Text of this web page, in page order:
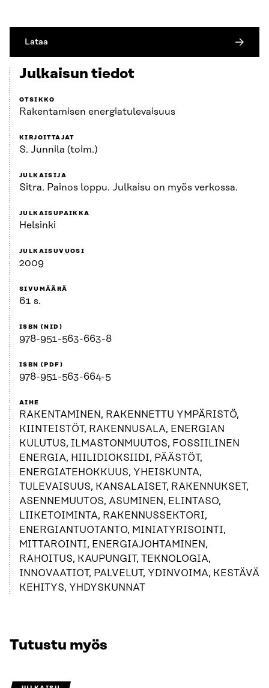
Lataa
Julkaisun tiedot
OTSIKKO
Rakentamisen energiatulevaisuus
KIRJOITTAJAT
S. Junnila (toim.)
JULKAISIJA
Sitra. Painos loppu. Julkaisu on myös verkossa.
JULKAISUPAIKKA
Helsinki
JULKAISUVUOSI
2009
SIVUMÄÄRÄ
61 s.
ISBN (NID)
978-951-563-663-8
ISBN (PDF)
978-951-563-664-5
AIHE
RAKENTAMINEN, RAKENNETTU YMPÄRISTÖ,
KIINTEISTÖT, RAKENNUSALA, ENERGIAN
KULUTUS, ILMASTONMUUTOS, FOSSIILINEN
ENERGIA, HIILIDIOKSIIDI, PÄÄSTÖT,
ENERGIATEHOKKUUS, YHEISKUNTA,
TULEVAISUUS, KANSALAISET, RAKENNUKSET,
ASENNEMUUTOS, ASUMINEN, ELINTASO,
LIIKETOIMINTA, RAKENNUSSEKTORI,
ENERGIANTUOTANTO, MINIATYRISOINTI,
MITTAROINTI, ENERGIAJOHTAMINEN,
RAHOITUS, KAUPUNGIT, TEKNOLOGIA,
INNOVAATIOT, PALVELUT, YDINVOIMA, KESTÄVÄ
KEHITYS, YHDYSKUNNAT
Tutustu myös